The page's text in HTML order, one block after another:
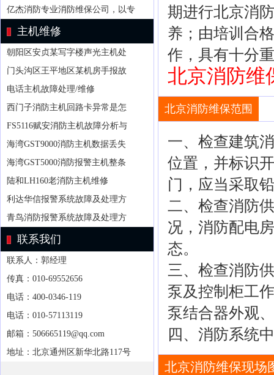
亿杰消防专业消防维保公司，以专
主机维修
朝阳区安贞某写字楼声光主机处
门头沟区王平地区某机房手报故
电话主机故障处理/维修
西门子消防主机回路卡异常是怎
FS5116赋安消防主机故障分析与
海湾GST9000消防主机数据丢失
海湾GST5000消防报警主机整条
陆和LH160老消防主机维修
利达华信报警系统故障及处理方
青鸟消防报警系统故障及处理方
联系我们
联系人：郭经理
传真：010-69552656
电话：400-0346-119
电话：010-57113119
邮箱：506665119@qq.com
地址：北京通州区新华北路117号
期进行北京消
养；由培训合
作，具有十分
北京消防维
北京消防维保范围
一、检查建筑
位置，并标识
门，应当采取
二、检查消防
况，消防配电
态。
三、检查消防
泵及控制柜工
泵结合器外观
四、消防系统
北京消防维保现场